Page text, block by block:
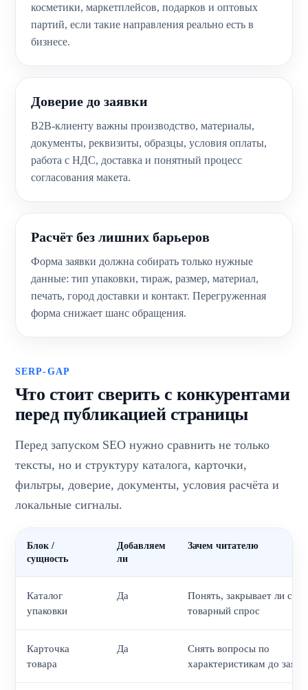
косметики, маркетплейсов, подарков и оптовых
партий, если такие направления реально есть в
бизнесе.
Доверие до заявки
B2B-клиенту важны производство, материалы,
документы, реквизиты, образцы, условия оплаты,
работа с НДС, доставка и понятный процесс
согласования макета.
Расчёт без лишних барьеров
Форма заявки должна собирать только нужные
данные: тип упаковки, тираж, размер, материал,
печать, город доставки и контакт. Перегруженная
форма снижает шанс обращения.
SERP-GAP
Что стоит сверить с конкурентами
перед публикацией страницы
Перед запуском SEO нужно сравнить не только
тексты, но и структуру каталога, карточки,
фильтры, доверие, документы, условия расчёта и
локальные сигналы.
Блок /
сущность
Добавляем
ли
Зачем читателю
Каталог
упаковки
Да
Понять, закрывает ли сайт
товарный спрос
Карточка
товара
Да
Снять вопросы по
характеристикам до